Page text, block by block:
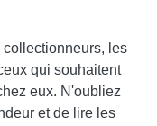
les
qui souhaitent
eux. N'oubliez
et de lire les